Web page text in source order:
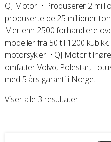
Kawasaki ATV/UTV
Hisun ATV / UTV
TGB ATV
BÅT OG BÅTMOTOR
QJ Motor: • Produserer 2
produserte de 25 millioner
Mer enn 2500 forhandlere
modeller fra 50 til 1200
motorsykler. • QJ Motor
omfatter Volvo, Polestar,
med 5 års garanti i Norge.
Viser alle 3 resultater